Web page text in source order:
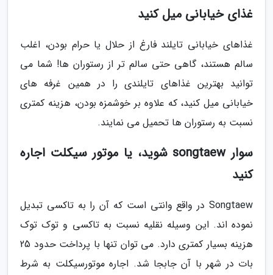
غذای خیابانی میل کنید
غذاهای خیابانی تایلند فارغ از حلال یا حرام بودن، اغلب
سالم هستند، گاهی حتی سالم تر از رستوران ها! شما می
توانید بهترین غذاهای تایلندی را در همین غرفه های
خیابانی میل کنید، که علاوه بر خوشمزه بودن، هزینه کمتری
نسبت به رستوران ها تحمیل می نمایند.
سوار songtaew شوید، یا موتور سیکلت اجاره
کنید
Songtaew در واقع وانتی است که آن را به تاکسی تبدیل
نموده اند. این وسیله نقلیه نسبت به تاکسی و توک توک
هزینه بسیار کمتری دارد. می توان تنها با پرداخت حدود 25
بات در شهر با آن جابجا شد. اجاره موتورسیکلت به شرط